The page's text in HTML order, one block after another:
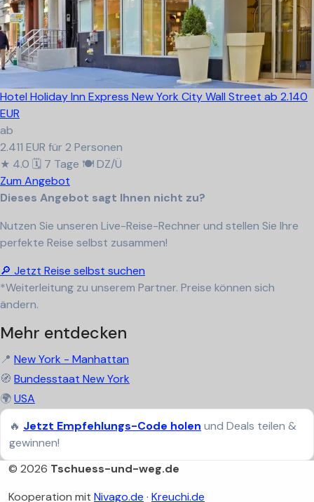
Hotel Holiday Inn Express New York City Wall Street ab 2.140
EUR
ab
2.411 EUR für 2 Personen
★ 4.0 🗓 7 Tage 🍽 DZ/Ü
Zum Angebot
Dieses Angebot sagt Ihnen nicht zu?
Nutzen Sie unseren Live-Reise-Rechner und stellen Sie Ihre
perfekte Reise selbst zusammen!
🔎 Jetzt Reise selbst suchen
*Weiterleitung zu unserem Partner. Preise können sich
ändern.
Mehr entdecken
📍 New York - Manhattan
🧭 Bundesstaat New York
🌍USA
🔥 Jetzt Empfehlungs-Code holen und Deals teilen &
gewinnen!
© 2026 Tschuess-und-weg.de
Kooperation mit Nivago.de · Kreuchi.de